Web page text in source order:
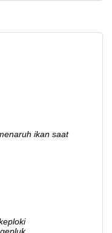
ikan saat